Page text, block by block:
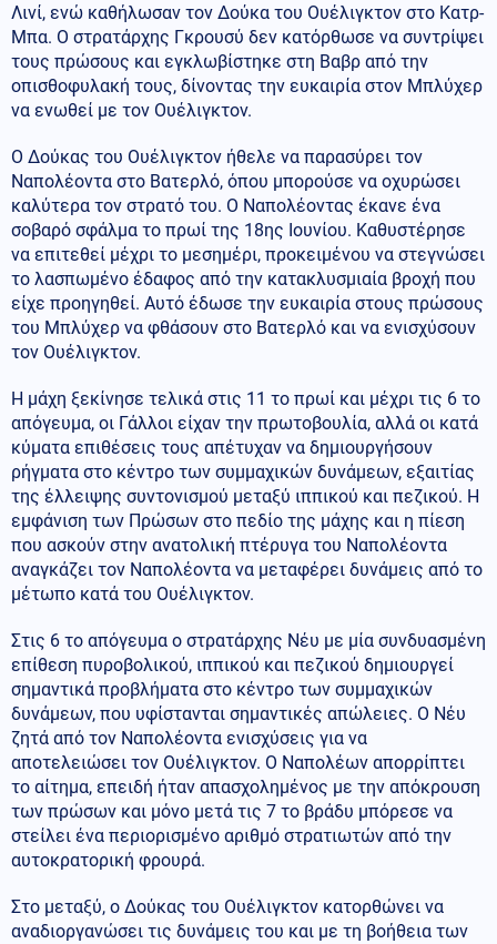
Λινί, ενώ καθήλωσαν τον Δούκα του Ουέλιγκτον στο Κατρ-
Μπα. Ο στρατάρχης Γκρουσύ δεν κατόρθωσε να συντρίψει
τους πρώσους και εγκλωβίστηκε στη Βαβρ από την
οπισθοφυλακή τους, δίνοντας την ευκαιρία στον Μπλύχερ
να ενωθεί με τον Ουέλιγκτον.
Ο Δούκας του Ουέλιγκτον ήθελε να παρασύρει τον
Ναπολέοντα στο Βατερλό, όπου μπορούσε να οχυρώσει
καλύτερα τον στρατό του. Ο Ναπολέοντας έκανε ένα
σοβαρό σφάλμα το πρωί της 18ης Ιουνίου. Καθυστέρησε
να επιτεθεί μέχρι το μεσημέρι, προκειμένου να στεγνώσει
το λασπωμένο έδαφος από την κατακλυσμιαία βροχή που
είχε προηγηθεί. Αυτό έδωσε την ευκαιρία στους πρώσους
του Μπλύχερ να φθάσουν στο Βατερλό και να ενισχύσουν
τον Ουέλιγκτον.
Η μάχη ξεκίνησε τελικά στις 11 το πρωί και μέχρι τις 6 το
απόγευμα, οι Γάλλοι είχαν την πρωτοβουλία, αλλά οι κατά
κύματα επιθέσεις τους απέτυχαν να δημιουργήσουν
ρήγματα στο κέντρο των συμμαχικών δυνάμεων, εξαιτίας
της έλλειψης συντονισμού μεταξύ ιππικού και πεζικού. Η
εμφάνιση των Πρώσων στο πεδίο της μάχης και η πίεση
που ασκούν στην ανατολική πτέρυγα του Ναπολέοντα
αναγκάζει τον Ναπολέοντα να μεταφέρει δυνάμεις από το
μέτωπο κατά του Ουέλιγκτον.
Στις 6 το απόγευμα ο στρατάρχης Νέυ με μία συνδυασμένη
επίθεση πυροβολικού, ιππικού και πεζικού δημιουργεί
σημαντικά προβλήματα στο κέντρο των συμμαχικών
δυνάμεων, που υφίστανται σημαντικές απώλειες. Ο Νέυ
ζητά από τον Ναπολέοντα ενισχύσεις για να
αποτελειώσει τον Ουέλιγκτον. Ο Ναπολέων απορρίπτει
το αίτημα, επειδή ήταν απασχολημένος με την απόκρουση
των πρώσων και μόνο μετά τις 7 το βράδυ μπόρεσε να
στείλει ένα περιορισμένο αριθμό στρατιωτών από την
αυτοκρατορική φρουρά.
Στο μεταξύ, ο Δούκας του Ουέλιγκτον κατορθώνει να
αναδιοργανώσει τις δυνάμεις του και με τη βοήθεια των